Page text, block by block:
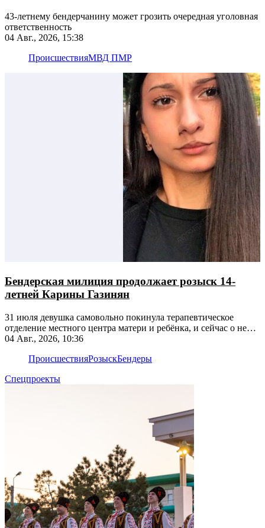
43-летнему бендерчанину может грозить очередная уголовная
ответственность
04 Авг., 2026, 15:38
ПроисшествияМВД ПМР
Бендерская милиция продолжает розыск 14-
летней Карины Газинян
31 июля девушка самовольно покинула терапевтическое
отделение местного центра матери и ребёнка, и сейчас о ней
ничего не известно
04 Авг., 2026, 10:36
ПроисшествияРозыскБендеры
Спецпроекты